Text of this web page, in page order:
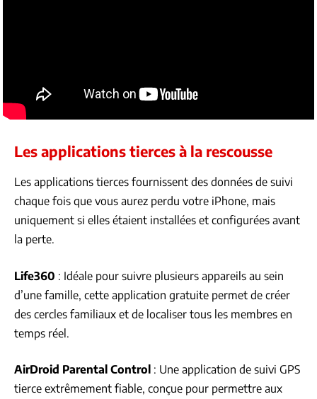
Les applications tierces à la rescousse
Les applications tierces fournissent des données de suivi
chaque fois que vous aurez perdu votre iPhone, mais
uniquement si elles étaient installées et configurées avant
la perte.
Life360 : Idéale pour suivre plusieurs appareils au sein
d’une famille, cette application gratuite permet de créer
des cercles familiaux et de localiser tous les membres en
temps réel.
AirDroid Parental Control : Une application de suivi GPS
tierce extrêmement fiable, conçue pour permettre aux